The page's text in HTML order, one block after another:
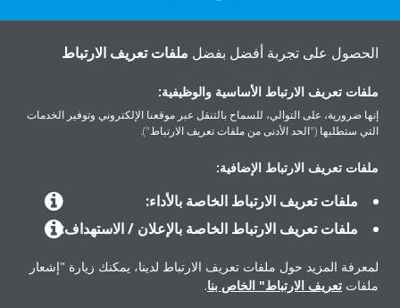
اتصل بنا
حلول
حول دايكن
الحصول على تجربة أفضل بفضل ملفات تعريف الارتباط
ملفات تعريف الارتباط الأساسية والوظيفية:
إنها ضرورية، على التوالي، للسماح بالتنقل عبر موقعنا الإلكتروني وتوفير الخدمات
التي ستطلبها ("الحد الأدنى من ملفات تعريف الارتباط").
ملفات تعريف الارتباط الإضافية:
ملفات تعريف الارتباط الخاصة بالأداء:
ملفات تعريف الارتباط الخاصة بالإعلان / الاستهداف:
لمعرفة المزيد حول ملفات تعريف الارتباط لدينا، يمكنك زيارة "إشعار
ملفات تعريف الارتباط" الخاص بنا.